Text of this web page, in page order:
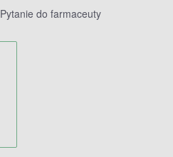
Pytanie do farmaceuty